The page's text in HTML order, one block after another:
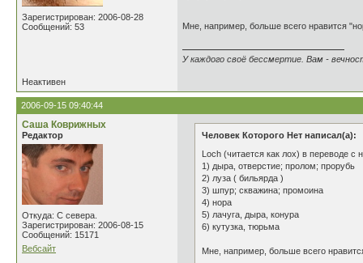
Зарегистрирован: 2006-08-28
Сообщений: 53
Мне, например, больше всего нравится
У каждого своё бессмертие. Вам -
Неактивен
2006-09-15 09:40:44
Саша Коврижных
Редактор
Откуда: С севера.
Зарегистрирован: 2006-08-15
Сообщений: 15171
Вебсайт
Человек Которого Нет написал(а):
Loch (читается как лох) в переводе с
1) дыра, отверстие; пролом; прорубь
2) луза ( бильярда )
3) шпур; скважина; промоина
4) нора
5) лачуга, дыра, конура
6) кутузка, тюрьма
Мне, например, больше всего